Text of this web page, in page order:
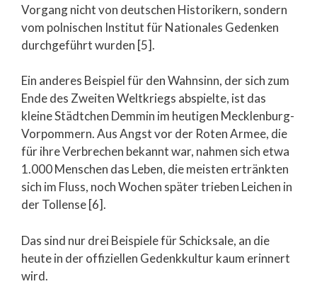
Vorgang nicht von deutschen Historikern, sondern
vom polnischen Institut für Nationales Gedenken
durchgeführt wurden [5].
Ein anderes Beispiel für den Wahnsinn, der sich zum
Ende des Zweiten Weltkriegs abspielte, ist das
kleine Städtchen Demmin im heutigen Mecklenburg-
Vorpommern. Aus Angst vor der Roten Armee, die
für ihre Verbrechen bekannt war, nahmen sich etwa
1.000 Menschen das Leben, die meisten ertränkten
sich im Fluss, noch Wochen später trieben Leichen in
der Tollense [6].
Das sind nur drei Beispiele für Schicksale, an die
heute in der offiziellen Gedenkkultur kaum erinnert
wird.